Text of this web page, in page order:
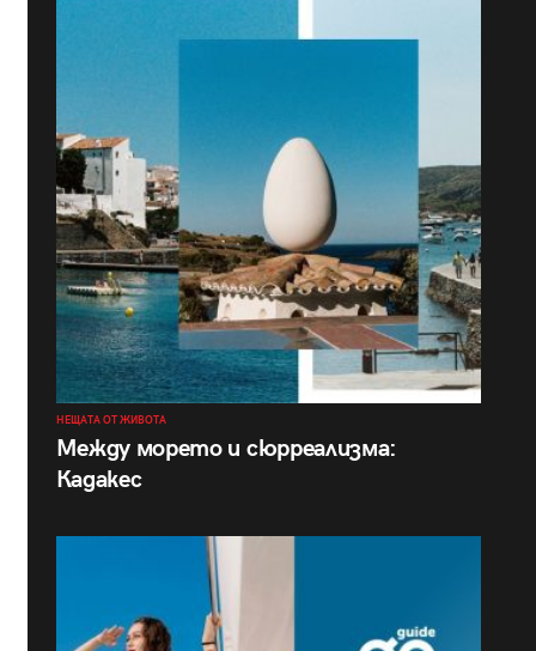
НЕЩАТА ОТ ЖИВОТА
Между морето и сюрреализма:
Кадакес